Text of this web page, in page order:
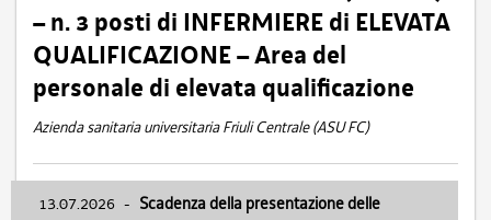
– n. 3 posti di INFERMIERE di ELEVATA
QUALIFICAZIONE – Area del
personale di elevata qualificazione
Azienda sanitaria universitaria Friuli Centrale (ASU FC)
13.07.2026 - Scadenza della presentazione delle